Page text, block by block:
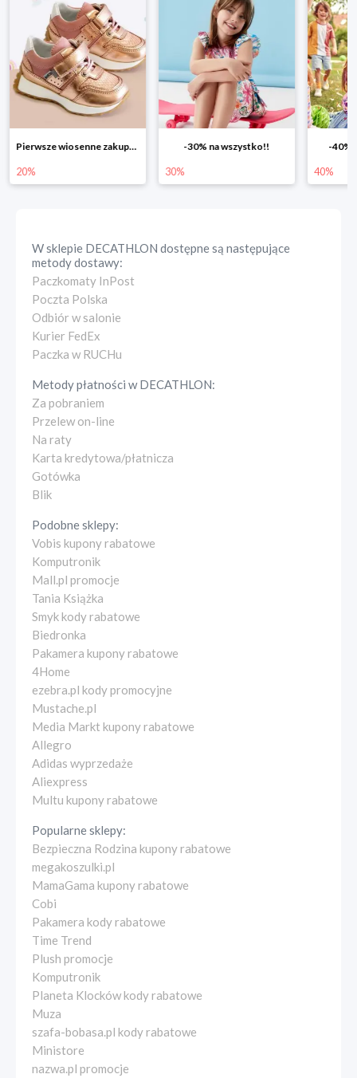
Pierwsze wiosenne zakupy -20%
20%
-30% na wszystko!!
30%
-40%
40%
W sklepie DECATHLON dostępne są następujące
metody dostawy:
Paczkomaty InPost
Poczta Polska
Odbiór w salonie
Kurier FedEx
Paczka w RUCHu
Metody płatności wDECATHLON:
Za pobraniem
Przelew on-line
Na raty
Karta kredytowa/płatnicza
Gotówka
Blik
Podobne sklepy:
Vobis kupony rabatowe
Komputronik
Mall.pl promocje
Tania Książka
Smyk kody rabatowe
Biedronka
Pakamera kupony rabatowe
4Home
ezebra.pl kody promocyjne
Mustache.pl
Media Markt kupony rabatowe
Allegro
Adidas wyprzedaże
Aliexpress
Multu kupony rabatowe
Popularne sklepy:
Bezpieczna Rodzina kupony rabatowe
megakoszulki.pl
MamaGama kupony rabatowe
Cobi
Pakamera kody rabatowe
Time Trend
Plush promocje
Komputronik
Planeta Klocków kody rabatowe
Muza
szafa-bobasa.pl kody rabatowe
Ministore
nazwa.pl promocje